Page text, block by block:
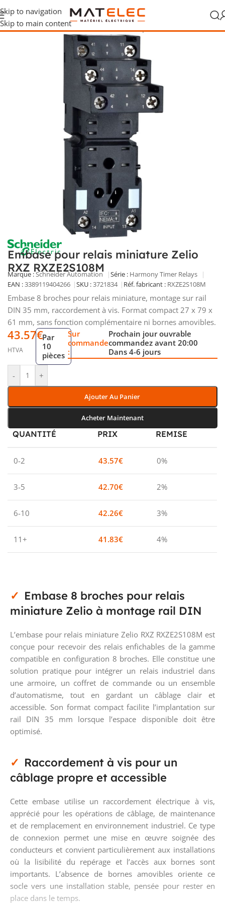
Skip to navigation
Skip to main content
/Interfaces et relais industriels/Socles pour relais industriels
Embase pour relais miniature Zelio
RXZ RXZE2S108M
Marque :Schneider Automation Série : Harmony Timer Relays
EAN :3389119404266 SKU :3721834 Réf. fabricant : RXZE2S108M
Embase 8 broches pour relais miniature, montage sur rail
DIN 35 mm, raccordement à vis. Format compact 27 x 79 x
61 mm, sans fonction complémentaire ni bornes amovibles.
43.57€
HTVA
Par
10
pièces
Sur
commande
:
Prochain jour ouvrable
commandez avant 20:00
Dans 4-6 jours
- +
Ajouter Au Panier
Acheter Maintenant
QUANTITÉ PRIX REMISE
0-2 43.57€ 0%
3-5 42.70€ 2%
6-10 42.26€ 3%
11+ 41.83€ 4%
Embase 8 broches pour relais
miniature Zelio à montage rail DIN
L’embase pour relais miniature Zelio RXZ RXZE2S108M est
conçue pour recevoir des relais enfichables de la gamme
compatible en configuration 8 broches. Elle constitue une
solution pratique pour intégrer un relais industriel dans
une armoire, un coffret de commande ou un ensemble
d’automatisme, tout en gardant un câblage clair et
accessible. Son format compact facilite l’implantation sur
rail DIN 35 mm lorsque l’espace disponible doit être
optimisé.
Raccordement à vis pour un
câblage propre et accessible
Cette embase utilise un raccordement électrique à vis,
apprécié pour les opérations de câblage, de maintenance
et de remplacement en environnement industriel. Ce type
de connexion permet une mise en œuvre soignée des
conducteurs et convient particulièrement aux installations
où la lisibilité du repérage et l’accès aux bornes sont
importants. L’absence de bornes amovibles oriente ce
socle vers une installation stable, pensée pour rester en
place dans le temps.